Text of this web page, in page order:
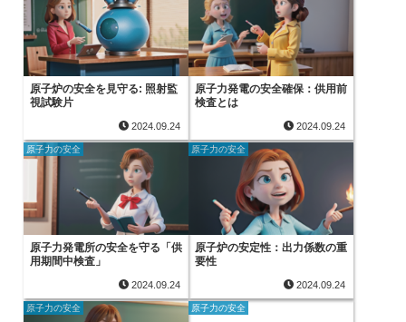
原子炉の安全を見守る: 照射監
視試験片
2024.09.24
原子力発電の安全確保：供用前
検査とは
2024.09.24
原子力の安全
原子力発電所の安全を守る「供
用期間中検査」
2024.09.24
原子力の安全
原子炉の安定性：出力係数の重
要性
2024.09.24
原子力の安全 原子力の安全